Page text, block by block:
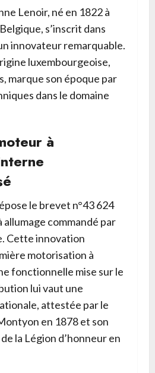
Lenoir, né en 1822 à
s’inscrit dans
innovateur remarquable.
luxembourgeoise,
marque son époque par
dans le domaine
à
le brevet n°43 624
allumage commandé par
Cette innovation
motorisation à
fonctionnelle mise sur le
lui vaut une
attestée par le
en 1878 et son
la Légion d’honneur en